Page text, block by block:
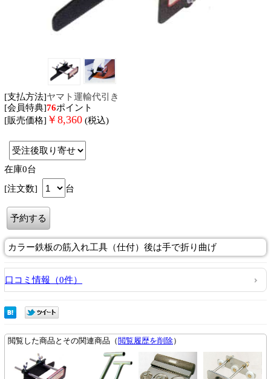
[支払方法]ヤマト運輸代引き
[会員特典]76ポイント
[販売価格] ￥ 8,360 (税込)
在庫0台
[注文数]
台
カラー鉄板の筋入れ工具（仕付）後は手で折り曲げ
口コミ情報（0件）